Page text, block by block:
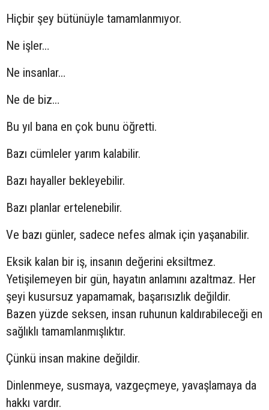
Hiçbir şey bütünüyle tamamlanmıyor.
Ne işler…
Ne insanlar…
Ne de biz…
Bu yıl bana en çok bunu öğretti.
Bazı cümleler yarım kalabilir.
Bazı hayaller bekleyebilir.
Bazı planlar ertelenebilir.
Ve bazı günler, sadece nefes almak için yaşanabilir.
Eksik kalan bir iş, insanın değerini eksiltmez.
Yetişilemeyen bir gün, hayatın anlamını azaltmaz. Her
şeyi kusursuz yapamamak, başarısızlık değildir.
Bazen yüzde seksen, insan ruhunun kaldırabileceği en
sağlıklı tamamlanmışlıktır.
Çünkü insan makine değildir.
Dinlenmeye, susmaya, vazgeçmeye, yavaşlamaya da
hakkı vardır.